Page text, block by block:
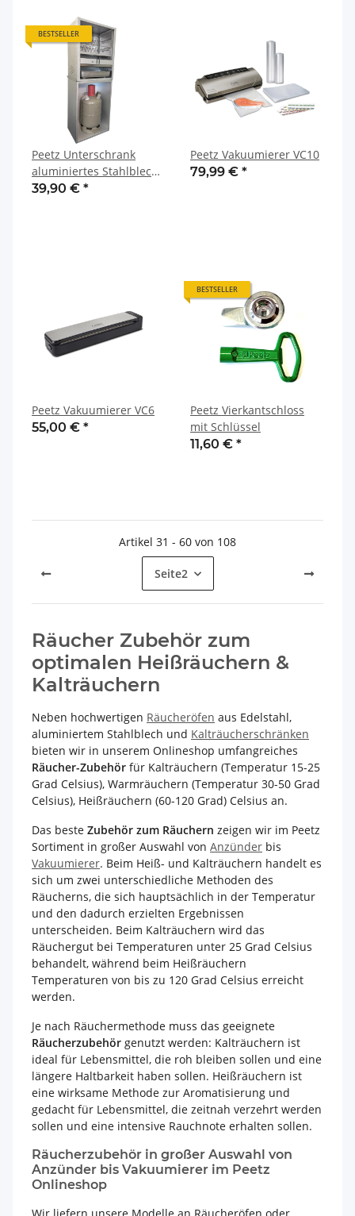
BESTSELLER
Peetz Unterschrank
aluminiertes Stahlblech
offen ohne Ablage
39,90 € *
Peetz Vakuumierer VC10
79,99 € *
Peetz Vakuumierer VC6
55,00 € *
BESTSELLER
Peetz Vierkantschloss
mit Schlüssel
11,60 € *
Artikel 31 - 60 von 108
Seite2
Räucher Zubehör zum
optimalen Heißräuchern &
Kalträuchern
Neben hochwertigen Räucheröfen aus Edelstahl,
aluminiertem Stahlblech und Kalträucherschränken
bieten wir in unserem Onlineshop umfangreiches
Räucher-Zubehör für Kalträuchern (Temperatur 15-25
Grad Celsius), Warmräuchern (Temperatur 30-50 Grad
Celsius), Heißräuchern (60-120 Grad) Celsius an.
Das beste Zubehör zum Räuchern zeigen wir im Peetz
Sortiment in großer Auswahl von Anzünder bis
Vakuumierer. Beim Heiß- und Kalträuchern handelt es
sich um zwei unterschiedliche Methoden des
Räucherns, die sich hauptsächlich in der Temperatur
und den dadurch erzielten Ergebnissen
unterscheiden. Beim Kalträuchern wird das
Räuchergut bei Temperaturen unter 25 Grad Celsius
behandelt, während beim Heißräuchern
Temperaturen von bis zu 120 Grad Celsius erreicht
werden.
Je nach Räuchermethode muss das geeignete
Räucherzubehör genutzt werden: Kalträuchern ist
ideal für Lebensmittel, die roh bleiben sollen und eine
längere Haltbarkeit haben sollen. Heißräuchern ist
eine wirksame Methode zur Aromatisierung und
gedacht für Lebensmittel, die zeitnah verzehrt werden
sollen und eine intensive Rauchnote erhalten sollen.
Räucherzubehör in großer Auswahl von
Anzünder bis Vakuumierer im Peetz
Onlineshop